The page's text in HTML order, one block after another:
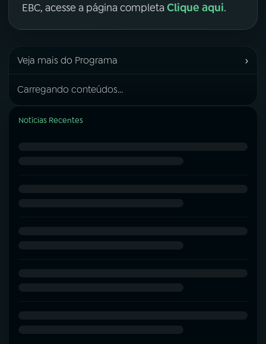
EBC, acesse a página completa Clique aqui.
Veja mais do Programa ›
Carregando conteúdos...
Notícias Recentes